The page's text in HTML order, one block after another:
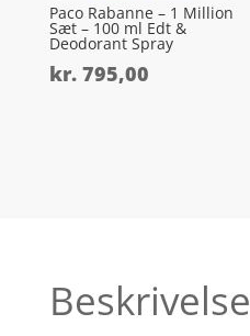
Paco Rabanne – 1 Million
Sæt – 100 ml Edt &
Deodorant Spray
kr.795,00
Beskrivelse